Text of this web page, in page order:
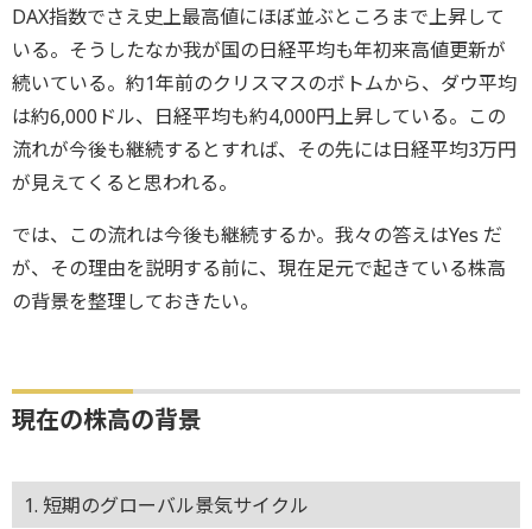
DAX指数でさえ史上最高値にほぼ並ぶところまで上昇して
いる。そうしたなか我が国の日経平均も年初来高値更新が
続いている。約1年前のクリスマスのボトムから、ダウ平均
は約6,000ドル、日経平均も約4,000円上昇している。この
流れが今後も継続するとすれば、その先には日経平均3万円
が見えてくると思われる。
では、この流れは今後も継続するか。我々の答えはYes だ
が、その理由を説明する前に、現在足元で起きている株高
の背景を整理しておきたい。
現在の株高の背景
1. 短期のグローバル景気サイクル